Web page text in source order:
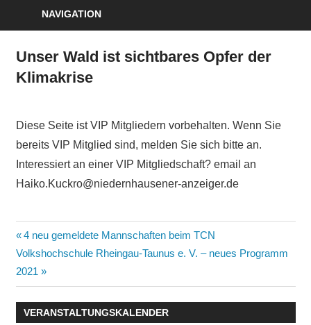
NAVIGATION
Unser Wald ist sichtbares Opfer der
Klimakrise
Diese Seite ist VIP Mitgliedern vorbehalten. Wenn Sie
bereits VIP Mitglied sind, melden Sie sich bitte an.
Interessiert an einer VIP Mitgliedschaft? email an
Haiko.Kuckro@niedernhausener-anzeiger.de
Beitragsnavigation
Vorheriger
Beitrag:
4 neu gemeldete Mannschaften beim TCN
Nächster
Beitrag:
Volkshochschule Rheingau-Taunus e. V. – neues Programm
2021
VERANSTALTUNGSKALENDER